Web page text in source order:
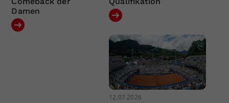
Damen
12.07.2026